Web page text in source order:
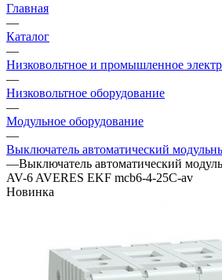
Главная
—
Каталог
—
Низковольтное и промышленное
—
Низковольтное оборудование
—
Модульное оборудование
—
Выключатель автоматический
—Выключатель автоматический
AV-6 AVERES EKF mcb6-4-25C-av
Новинка